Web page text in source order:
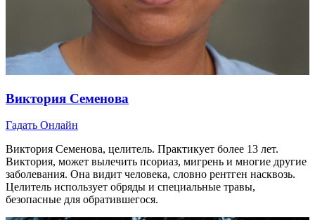
Виктория Семенова
Гадать Онлайн
Виктория Семенова, целитель. Практикует более 13 лет.
Виктория, может вылечить псориаз, мигрень и многие другие
заболевания. Она видит человека, словно рентген насквозь.
Целитель использует обряды и специальные травы,
безопасные для обратившегося.